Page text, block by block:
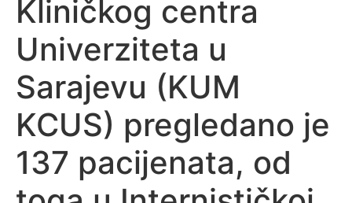
Kliničkog centra
Univerziteta u
Sarajevu (KUM
KCUS) pregledano je
137 pacijenata, od